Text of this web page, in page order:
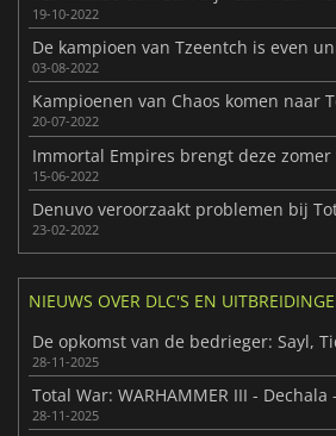
19-10-2022
03-08-2022
20-07-2022
15-06-2022
23-02-2022
NIEUWS OVER DLC'S EN
28-11-2025
28-11-2025